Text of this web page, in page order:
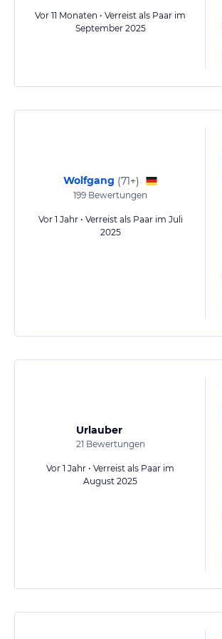
Vor 11 Monaten • Verreist als Paar im
September 2025
Wolfgang (71+)
199 Bewertungen
Vor 1 Jahr • Verreist als Paar im Juli
2025
Urlauber
21 Bewertungen
Vor 1 Jahr • Verreist als Paar im
August 2025